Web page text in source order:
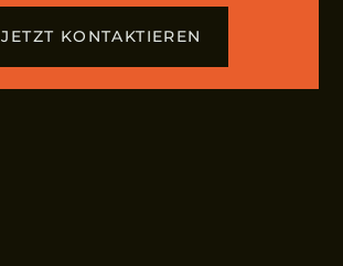
JETZT KONTAKTIEREN